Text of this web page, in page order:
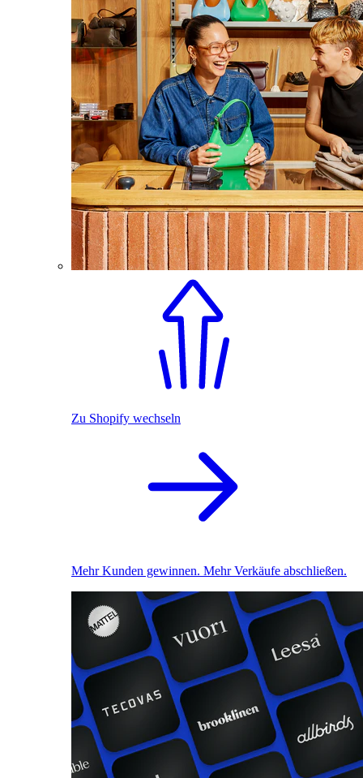
Zu Shopify wechseln
Mehr Kunden gewinnen. Mehr Verkäufe abschließen.